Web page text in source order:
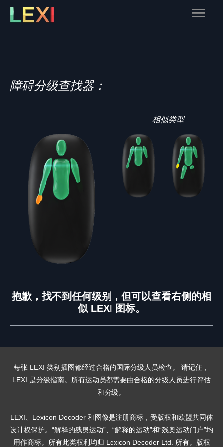
Skip
Main
障碍分级查找器：
相似类型
抱歉，找不到任何级别，但可以查看右侧的相
似 LEXI 图标。
每张 LEXI 类别插图都经过合格的国际分级人员检查。 请记住，
LEXI 是分级指南。所有运动员都需要由合格的分级人员进行评估
和分级。
LEXI、Lexicon Decoder 和图像是注册商标，受版权和欧盟共同体
设计权保护。“解释的残奥运动”、“解释的运动”和“残奥运动门户”均
用作商标。所有此类权利均归 Lexicon Decoder Ltd. 所有。版权